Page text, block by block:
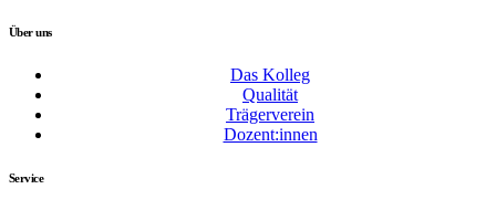
Über uns
Das Kolleg
Qualität
Trägerverein
Dozent:innen
Service